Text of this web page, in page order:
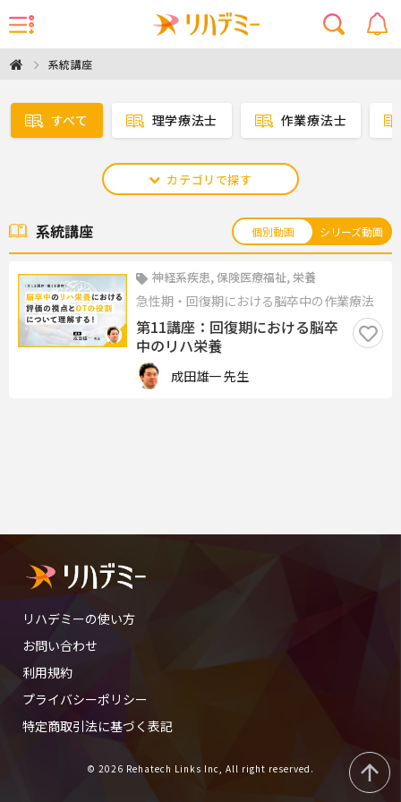
系統講座
すべて 理学療法士 作業療法士
カテゴリで探す
系統講座 個別動画 シリーズ動画
神経系疾患, 保険医療福祉, 栄養
急性期・回復期における脳卒中の作業療法
第11講座：回復期における脳卒
中のリハ栄養
成田雄一 先生
リハデミーの使い方
お問い合わせ
利用規約
プライバシーポリシー
特定商取引法に基づく表記
© 2026 Rehatech Links Inc, All right reserved.